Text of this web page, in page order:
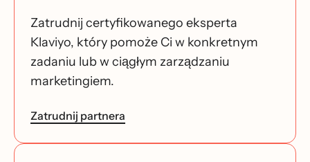
Zatrudnij certyfikowanego eksperta
Klaviyo, który pomoże Ci w konkretnym
zadaniu lub w ciągłym zarządzaniu
marketingiem.
Zatrudnij partnera